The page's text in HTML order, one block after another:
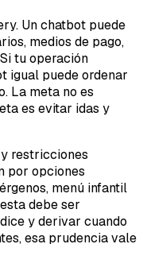
Un chatbot puede
medios de pago,
tu operación
igual puede ordenar
La meta no es
es evitar idas y
restricciones
por opciones
menú infantil
debe ser
y derivar cuando
esa prudencia vale